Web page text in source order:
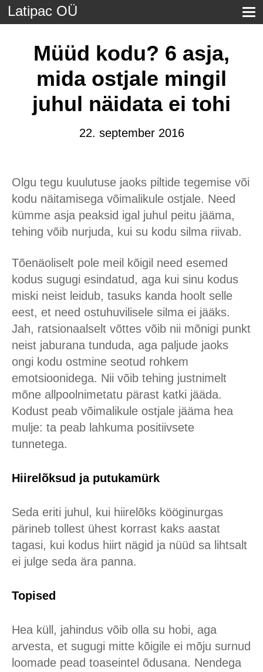
Latipac OÜ
Müüd kodu? 6 asja,
mida ostjale mingil
juhul näidata ei tohi
22. september 2016
Olgu tegu kuulutuse jaoks piltide tegemise või
kodu näitamisega võimalikule ostjale. Need
kümme asja peaksid igal juhul peitu jääma,
tehing võib nurjuda, kui su kodu silma riivab.
Tõenäoliselt pole meil kõigil need esemed
kodus sugugi esindatud, aga kui sinu kodus
miski neist leidub, tasuks kanda hoolt selle
eest, et need ostuhuvilisele silma ei jääks.
Jah, ratsionaalselt võttes võib nii mõnigi punkt
neist jaburana tunduda, aga paljude jaoks
ongi kodu ostmine seotud rohkem
emotsioonidega. Nii võib tehing justnimelt
mõne allpoolnimetatu pärast katki jääda.
Kodust peab võimalikule ostjale jääma hea
mulje: ta peab lahkuma positiivsete
tunnetega.
Hiirelõksud ja putukamürk
Seda eriti juhul, kui hiirelõks kööginurgas
pärineb tollest ühest korrast kaks aastat
tagasi, kui kodus hiirt nägid ja nüüd sa lihtsalt
ei julge seda ära panna.
Topised
Hea küll, jahindus võib olla su hobi, aga
arvesta, et sugugi mitte kõigile ei mõju surnud
loomade pead toaseintel õdusana. Nendega